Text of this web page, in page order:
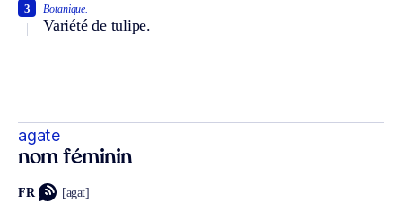
Botanique.
Variété de tulipe.
3
agate
nom féminin
FR [agat]